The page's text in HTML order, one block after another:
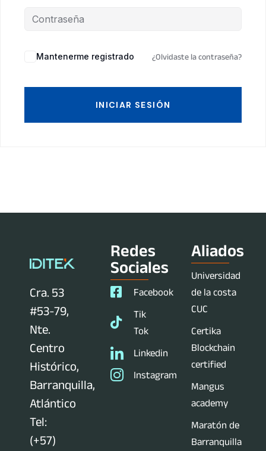
Mantenerme registrado ¿Olvidaste la contraseña?
INICIAR SESIÓN
Cra. 53
#53-79,
Nte.
Centro
Histórico,
Barranquilla,
Atlántico
Tel:
(+57)
Redes
Sociales
Facebook
Tik
Tok
Linkedin
Instagram
Aliados
Universidad
de la costa
CUC
Certika
Blockchain
certified
Mangus
academy
Maratón de
Barranquilla